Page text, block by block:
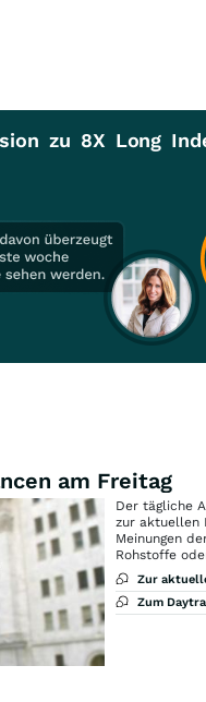
zu 8X Long
am Freitag
Der tägliche
zur aktuellen
Meinungen
Rohstoffe
Zur
Zum